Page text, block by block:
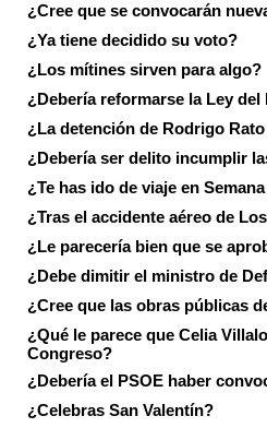
¿Cree que se convocarán
¿Ya tiene decidido su voto?
¿Los mítines sirven para algo?
¿Debería reformarse la Ley
¿La detención de Rodrigo
¿Debería ser delito incumplir
¿Te has ido de viaje en
¿Tras el accidente aéreo de
¿Le parecería bien que se
¿Debe dimitir el ministro de
¿Cree que las obras públicas
¿Qué le parece que Celia
Congreso?
¿Debería el PSOE haber
¿Celebras San Valentín?